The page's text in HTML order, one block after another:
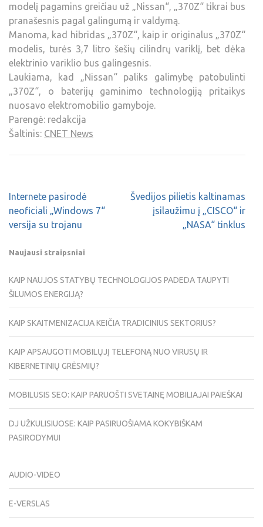
modelį pagamins greičiau už „Nissan“, „370Z“ tikrai bus
pranašesnis pagal galingumą ir valdymą.
Manoma, kad hibridas „370Z“, kaip ir originalus „370Z“
modelis, turės 3,7 litro šešių cilindrų variklį, bet dėka
elektrinio variklio bus galingesnis.
Laukiama, kad „Nissan“ paliks galimybę patobulinti
„370Z“, o baterijų gaminimo technologiją pritaikys
nuosavo elektromobilio gamyboje.
Parengė: redakcija
Šaltinis: CNET News
Internete pasirodė
neoficiali „Windows 7“
versija su trojanu
Švedijos pilietis kaltinamas
įsilaužimu į „CISCO“ ir
„NASA“ tinklus
Naujausi straipsniai
KAIP NAUJOS STATYBŲ TECHNOLOGIJOS PADEDA TAUPYTI
ŠILUMOS ENERGIJĄ?
KAIP SKAITMENIZACIJA KEIČIA TRADICINIUS SEKTORIUS?
KAIP APSAUGOTI MOBILŲJĮ TELEFONĄ NUO VIRUSŲ IR
KIBERNETINIŲ GRĖSMIŲ?
MOBILUSIS SEO: KAIP PARUOŠTI SVETAINĘ MOBILIAJAI PAIEŠKAI
DJ UŽKULISIUOSE: KAIP PASIRUOŠIAMA KOKYBIŠKAM
PASIRODYMUI
AUDIO-VIDEO
E-VERSLAS